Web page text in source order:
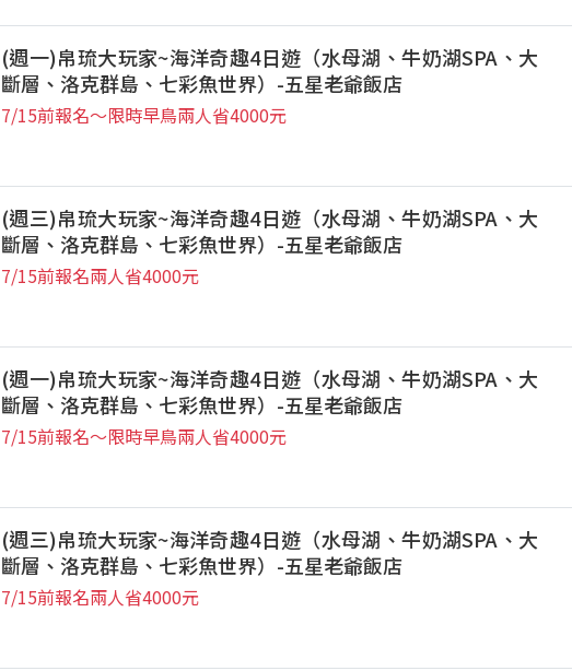
(週一)帛琉大玩家~海洋奇趣4日遊（水母湖、牛奶湖SPA、大
斷層、洛克群島、七彩魚世界）-五星老爺飯店
7/15前報名～限時早鳥兩人省4000元
(週三)帛琉大玩家~海洋奇趣4日遊（水母湖、牛奶湖SPA、大
斷層、洛克群島、七彩魚世界）-五星老爺飯店
7/15前報名兩人省4000元
(週一)帛琉大玩家~海洋奇趣4日遊（水母湖、牛奶湖SPA、大
斷層、洛克群島、七彩魚世界）-五星老爺飯店
7/15前報名～限時早鳥兩人省4000元
(週三)帛琉大玩家~海洋奇趣4日遊（水母湖、牛奶湖SPA、大
斷層、洛克群島、七彩魚世界）-五星老爺飯店
7/15前報名兩人省4000元